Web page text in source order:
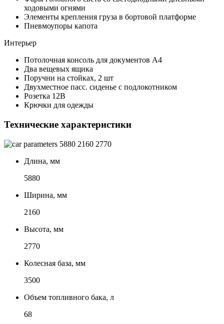
ходовыми огнями
Элементы крепления груза в бортовой платформе
Пневмоупоры капота
Интерьер
Потолочная консоль для документов А4
Два вещевых ящика
Поручни на стойках, 2 шт
Двухместное пасс. сиденье с подлокотником
Розетка 12В
Крючки для одежды
Технические характеристики
5880 2160 2770
Длина, мм
5880
Ширина, мм
2160
Высота, мм
2770
Колесная база, мм
3500
Объем топливного бака, л
68